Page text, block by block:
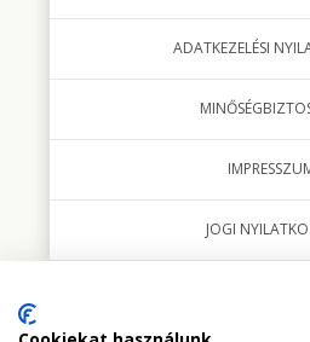
ADATKEZELÉSI
JOGI